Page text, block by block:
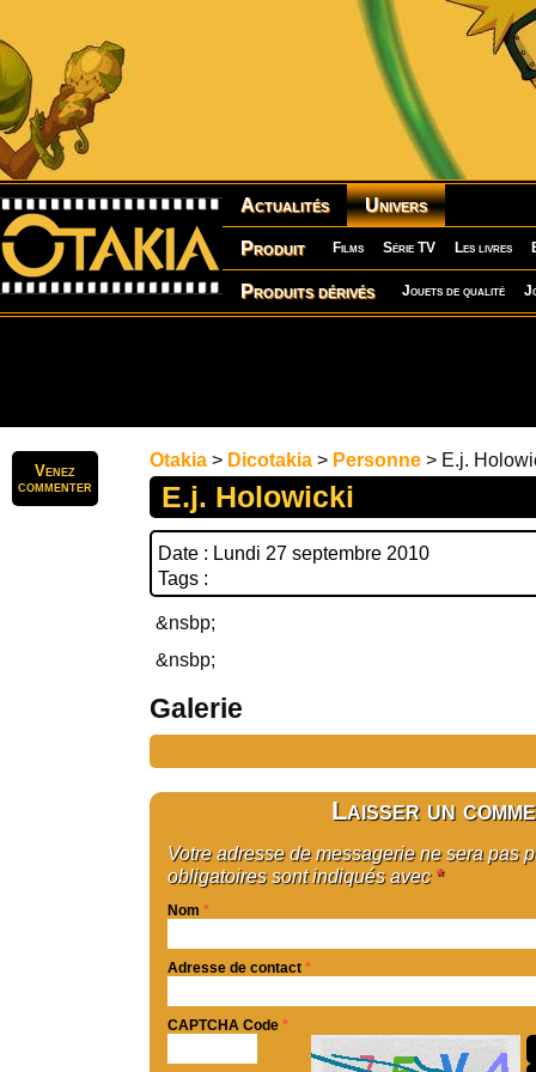
Actualités Univers
Produit Films Série TV Les livres
Produits dérivés Jouets de qualité
Venez
commenter
Otakia > Dicotakia > Personne > E.j.
E.j. Holowicki
Date : Lundi 27 septembre 2010
Tags :
&nsbp;
&nsbp;
Galerie
Laisser un
Votre adresse de messagerie ne sera pas
obligatoires sont indiqués avec *
Nom *
Adresse de contact *
CAPTCHA Code *